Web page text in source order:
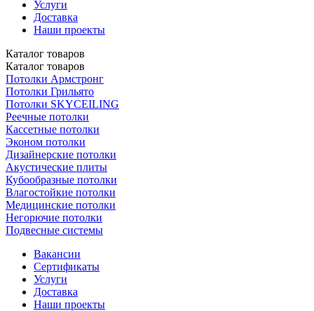
Услуги
Доставка
Наши проекты
Каталог товаров
Каталог товаров
Потолки Армстронг
Потолки Грильято
Потолки SKYCEILING
Реечные потолки
Кассетные потолки
Эконом потолки
Дизайнерские потолки
Акустические плиты
Кубообразные потолки
Влагостойкие потолки
Медицинские потолки
Негорючие потолки
Подвесные системы
Вакансии
Сертификаты
Услуги
Доставка
Наши проекты